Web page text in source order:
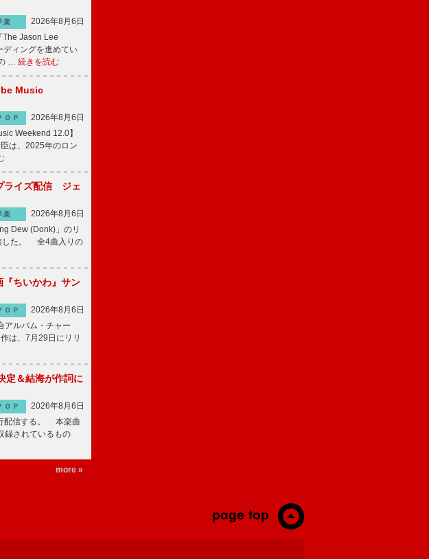
楽
2026年8月6日
Jason Lee
ディングを進めてい
… 続きを読む
Music
ＯＰ
2026年8月6日
Weekend 12.0】
は、2025年のロン
ライズ配信 ジェ
楽
2026年8月6日
Dew (Donk)」のリ
した。 全4曲入りの
ちいかわ』サン
ＯＰ
2026年8月6日
ルバム・チャー
は、7月29日にリリ
定＆結海が作詞に
ＯＰ
2026年8月6日
配信する。 本楽曲
録されているもの
more »